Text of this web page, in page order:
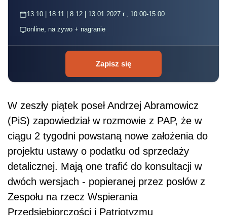
13.10 | 18.11 | 8.12 | 13.01.2027 r., 10:00-15:00
online, na żywo + nagranie
Zapisz się
W zeszły piątek poseł Andrzej Abramowicz
(PiS) zapowiedział w rozmowie z PAP, że w
ciągu 2 tygodni powstaną nowe założenia do
projektu ustawy o podatku od sprzedaży
detalicznej. Mają one trafić do konsultacji w
dwóch wersjach - popieranej przez posłów z
Zespołu na rzecz Wspierania
Przedsiębiorczości i Patriotyzmu